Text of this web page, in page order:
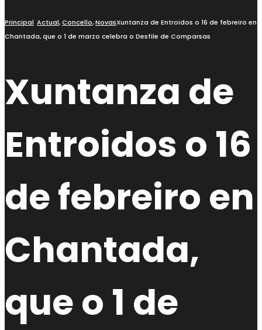
Principal Actual,Concello,NovasXuntanza de Entroidos o 16 de febreiro en
Chantada, que o 1 de marzo celebra o Desfile de Comparsas
Xuntanza de
Entroidos o 16
de febreiro en
Chantada,
que o 1 de